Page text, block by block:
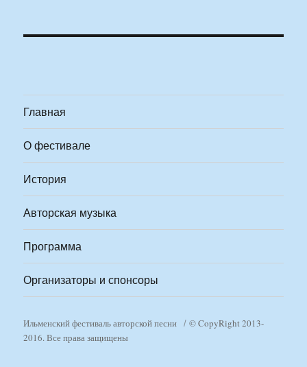
Главная
О фестивале
История
Авторская музыка
Программа
Организаторы и спонсоры
Ильменский фестиваль авторской песни
© CopyRight 2013-
2016. Все права защищены